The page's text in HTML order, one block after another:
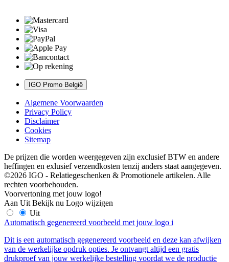
IGO Promo België
Algemene Voorwaarden
Privacy Policy
Disclaimer
Cookies
Sitemap
De prijzen die worden weergegeven zijn exclusief BTW en andere
heffingen en exlusief verzendkosten tenzij anders staat aangegeven.
©2026 IGO - Relatiegeschenken & Promotionele artikelen. Alle
rechten voorbehouden.
Voorvertoning met jouw logo!
Aan Uit Bekijk nu Logo wijzigen
Uit
Automatisch gegenereerd voorbeeld met jouw logo i
Dit is een automatisch gegenereerd voorbeeld en deze kan afwijken
van de werkelijke opdruk opties. Je ontvangt altijd een gratis
drukproef van jouw werkelijke bestelling voordat we de productie